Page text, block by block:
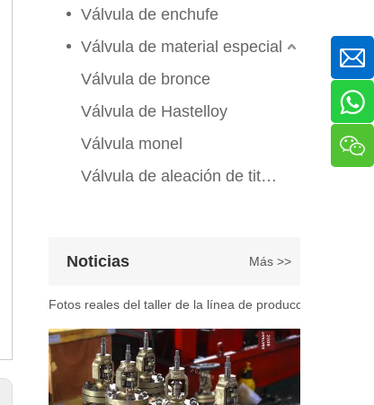
Válvula de enchufe
Válvula de material especial
Válvula de bronce
Válvula de Hastelloy
Válvula monel
Válvula de aleación de titanio
Noticias Más >>
En ingeniería marina, plataformas marinas y entornos